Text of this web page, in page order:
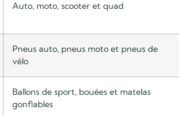
Auto, moto, scooter et quad
Pneus auto, pneus moto et pneus de
vélo
Ballons de sport, bouées et matelas
gonflables